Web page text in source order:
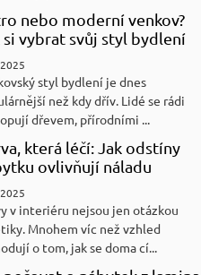
nebo moderní venkov?
si vybrat svůj styl bydlení
styl bydlení je dnes
než kdy dřív. Lidé se rádi
dřevem, přírodními ...
která léčí: Jak odstíny
ovlivňují náladu
v interiéru nejsou jen otázkou
Mnohem víc než vzhled
o tom, jak se doma cí...